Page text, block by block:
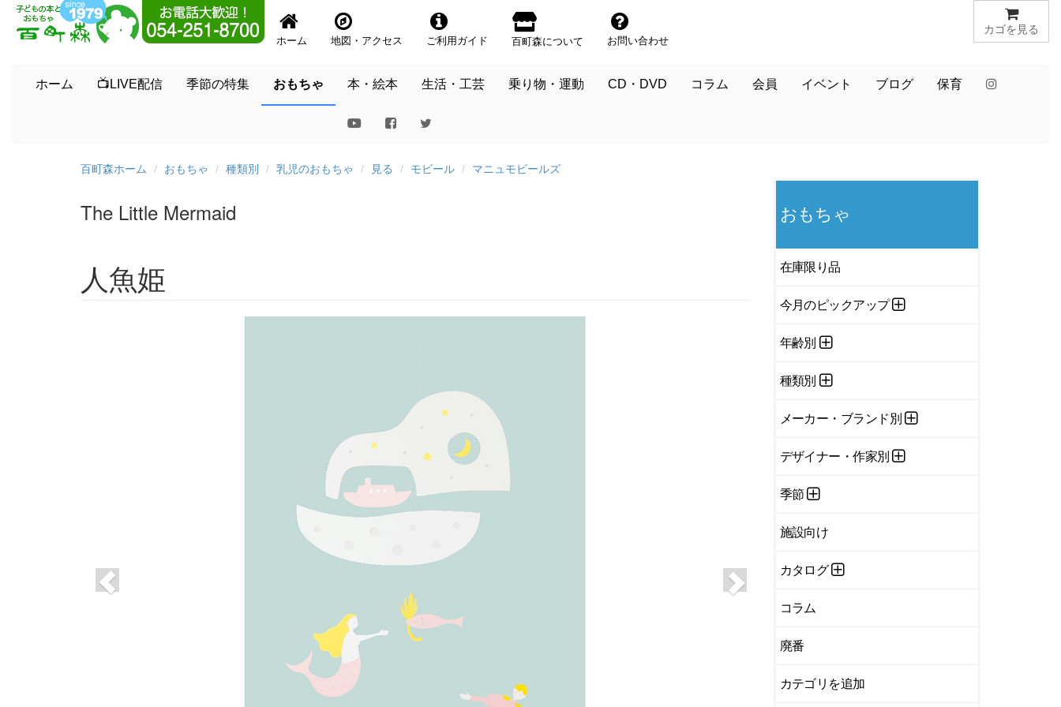
カゴを見る
ホーム 地図・アクセス ご利用ガイド 百町森について お問い合わせ
ホーム 📺LIVE配信 季節の特集 おもちゃ 本・絵本 生活・工芸 乗り物・運動 CD・DVD コラム 会員 イベント ブログ 保育
百町森ホーム おもちゃ 種類別 乳児のおもちゃ 見る モビール マニュモビールズ
The Little Mermaid
人魚姫
おもちゃ
在庫限り品
今月のピックアップ
年齢別
種類別
メーカー・ブランド別
デザイナー・作家別
季節
施設向け
カタログ
コラム
廃番
カテゴリを追加